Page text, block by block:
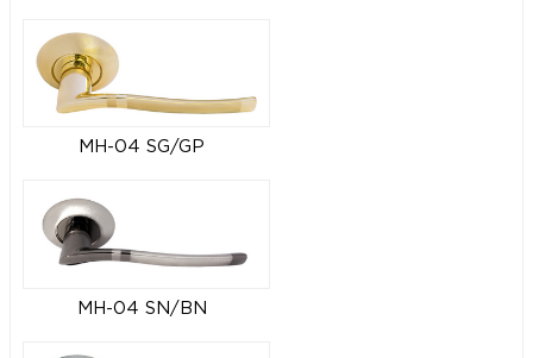
MH-04 SG/GP
MH-04 SN/BN